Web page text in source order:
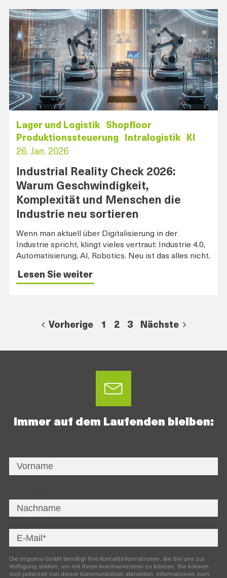
Lager und Logistik
Shopfloor
Produktionssteuerung
Intralogistik
KI
26. Jan. 2026
Industrial Reality Check 2026:
Warum Geschwindigkeit,
Komplexität und Menschen die
Industrie neu sortieren
Wenn man aktuell über Digitalisierung in der
Industrie spricht, klingt vieles vertraut: Industrie 4.0,
Automatisierung, AI, Robotics. Neu ist das alles nicht.
Lesen Sie weiter
Vorherige 1 2 3 Nächste
Immer auf dem Laufenden bleiben:
Die engomo GmbH benötigt Ihre Kontaktinformationen, die Sie uns zur
Verfügung stellen, um mit Ihnen kommunizieren zu können. Sie können
sich jederzeit von dieser Kommunikation abmelden. Informationen zum